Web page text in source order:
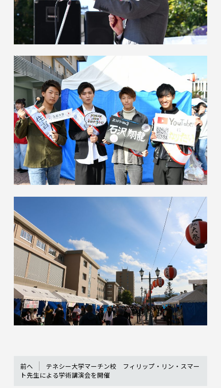
前へ
テネシー大学マーチン校 フィリップ・リン・スマー
ト先生による学術講演会を開催